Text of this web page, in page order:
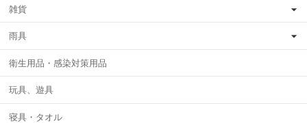
雑貨
雨具
衛生用品・感染対策用品
玩具、遊具
寝具・タオル